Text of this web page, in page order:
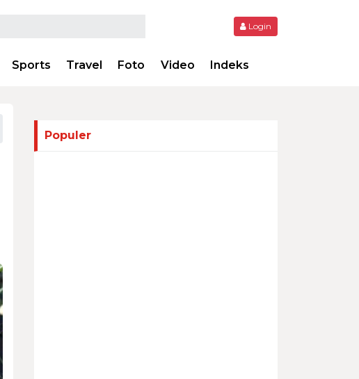
Login
Sports Travel Foto Video Indeks
Populer